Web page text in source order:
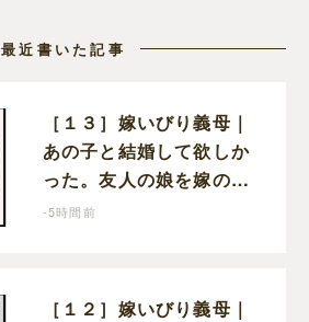
最近書いた記事
［１３］嫁いびり義母｜
あの子と結婚して欲しか
った。友人の娘を嫁の前
で褒めちぎる無神経な義
-5時間前
［１２］嫁いびり義母｜